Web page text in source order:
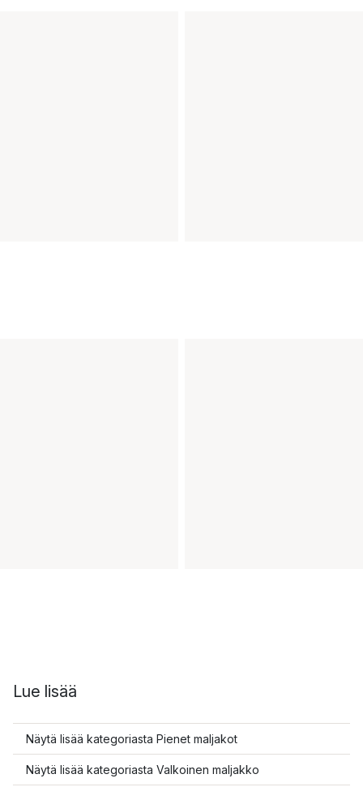
Lue lisää
Näytä lisää kategoriasta Pienet maljakot
Näytä lisää kategoriasta Valkoinen maljakko